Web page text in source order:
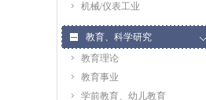
机械/仪表工业
教育、科学研究
教育理论
教育事业
学前教育、幼儿教育